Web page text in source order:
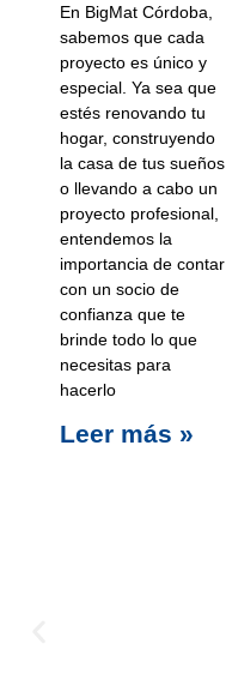
En BigMat Córdoba,
sabemos que cada
proyecto es único y
especial. Ya sea que
estés renovando tu
hogar, construyendo
la casa de tus sueños
o llevando a cabo un
proyecto profesional,
entendemos la
importancia de contar
con un socio de
confianza que te
brinde todo lo que
necesitas para
hacerlo
Leer más »